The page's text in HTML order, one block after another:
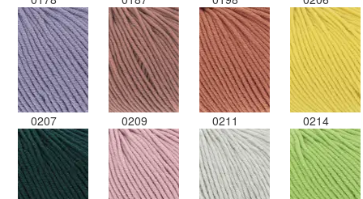
0207 0209 0211 0214